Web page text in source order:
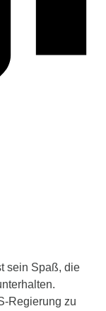
sein Spaß, die
Regierung zu